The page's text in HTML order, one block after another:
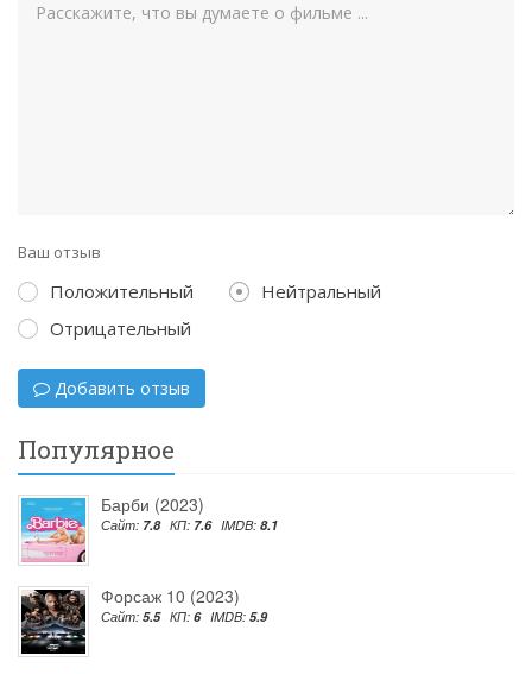
Ваш отзыв
Положительный
Нейтральный
Отрицательный
Добавить отзыв
Популярное
Барби (2023)
Сайт: 7.8 КП: 7.6 IMDB: 8.1
Форсаж 10 (2023)
Сайт: 5.5 КП: 6 IMDB: 5.9